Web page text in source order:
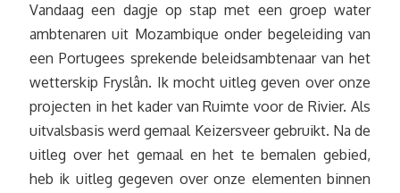
Vandaag een dagje op stap met een groep water
ambtenaren uit Mozambique onder begeleiding van
een Portugees sprekende beleidsambtenaar van het
wetterskip Fryslân. Ik mocht uitleg geven over onze
projecten in het kader van Ruimte voor de Rivier. Als
uitvalsbasis werd gemaal Keizersveer gebruikt. Na de
uitleg over het gemaal en het te bemalen gebied,
heb ik uitleg gegeven over onze elementen binnen